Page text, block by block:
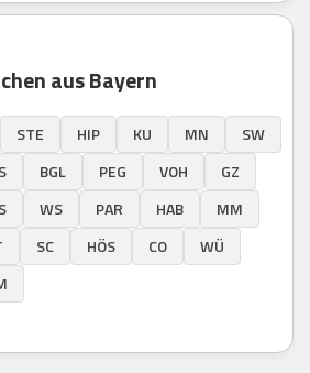
aus Bayern
STE HIP KU MN
SW
BGL PEG VOH
GZ
WS PAR HAB
MM
SC HÖS CO
WÜ